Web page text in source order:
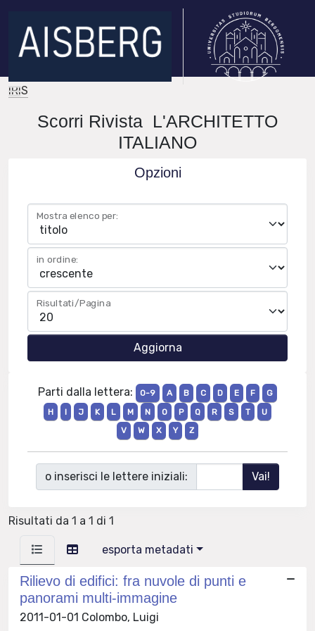
IRIS
Scorri Rivista L'ARCHITETTO
ITALIANO
Opzioni
Mostra elenco per:
in ordine:
Risultati/Pagina
Parti dalla lettera: 0-9 A B C D E F
G
H
I J K L M N O P Q R S T
U
V
W X Y Z
o inserisci le lettere iniziali:
Risultati da 1 a 1 di 1
esporta metadati
Rilievo di edifici: fra nuvole di punti e
panorami multi-immagine
2011-01-01 Colombo, Luigi